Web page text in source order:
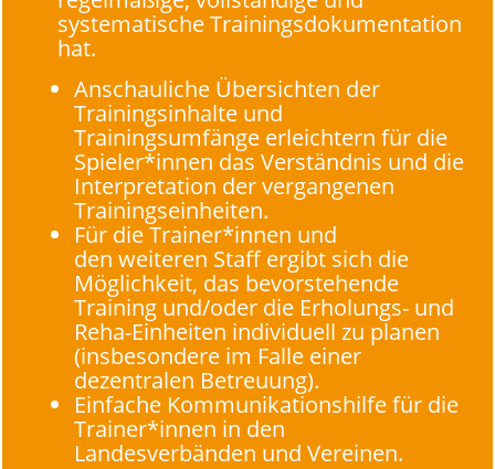
systematische Trainingsdokumentation
hat.
Anschauliche Übersichten der
Trainingsinhalte und
Trainingsumfänge erleichtern für die
Spieler*innen das Verständnis und die
Interpretation der vergangenen
Trainingseinheiten.
Für die Trainer*innen und
den weiteren Staff ergibt sich die
Möglichkeit, das bevorstehende
Training und/oder die Erholungs- und
Reha-Einheiten individuell zu planen
(insbesondere im Falle einer
dezentralen Betreuung).
Einfache Kommunikationshilfe für die
Trainer*innen in den
Landesverbänden und Vereinen.